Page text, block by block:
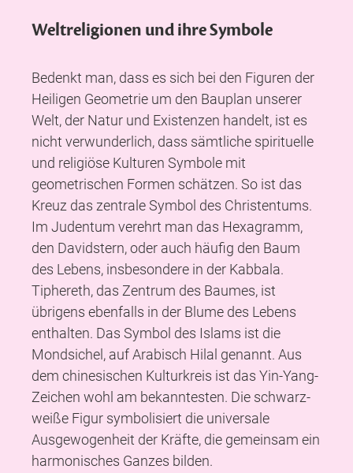
Weltreligionen und ihre Symbole
Bedenkt man, dass es sich bei den Figuren der
Heiligen Geometrie um den Bauplan unserer
Welt, der Natur und Existenzen handelt, ist es
nicht verwunderlich, dass sämtliche spirituelle
und religiöse Kulturen Symbole mit
geometrischen Formen schätzen. So ist das
Kreuz das zentrale Symbol des Christentums.
Im Judentum verehrt man das Hexagramm,
den Davidstern, oder auch häufig den Baum
des Lebens, insbesondere in der Kabbala.
Tiphereth, das Zentrum des Baumes, ist
übrigens ebenfalls in der Blume des Lebens
enthalten. Das Symbol des Islams ist die
Mondsichel, auf Arabisch Hilal genannt. Aus
dem chinesischen Kulturkreis ist das Yin-Yang-
Zeichen wohl am bekanntesten. Die schwarz-
weiße Figur symbolisiert die universale
Ausgewogenheit der Kräfte, die gemeinsam ein
harmonisches Ganzes bilden.